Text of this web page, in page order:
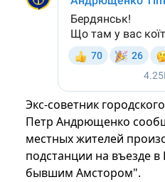
Экс-советник
Петр Андрющенко
местных жителей
подстанции на въезде в
бывшим Амстором".